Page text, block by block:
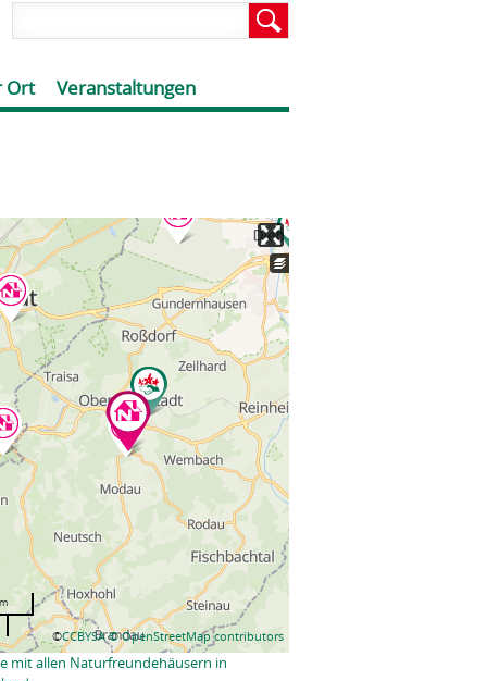
Ort Veranstaltungen
©CCBYSA © OpenStreetMap contributors
mit allen Naturfreundehäusern in